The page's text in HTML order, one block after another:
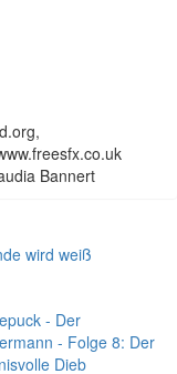
Bannert
wird weiß